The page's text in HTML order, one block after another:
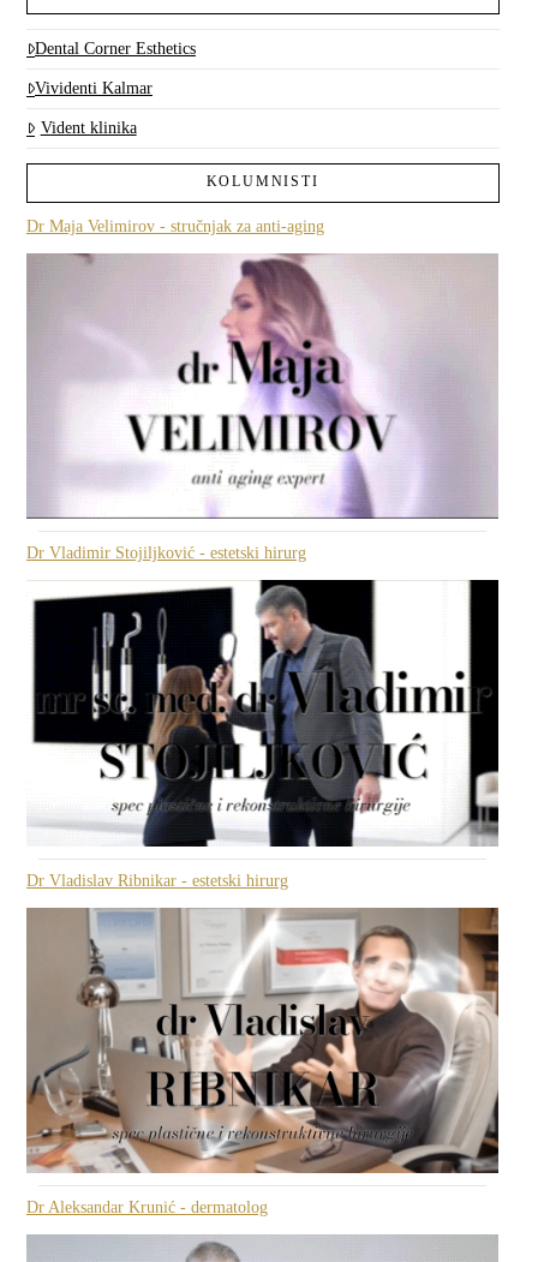
Dental Corner Esthetics
Vividenti Kalmar
Vident klinika
KOLUMNISTI
Dr Maja Velimirov - stručnjak za anti-aging
Dr Vladimir Stojiljković - estetski hirurg
Dr Vladislav Ribnikar - estetski hirurg
Dr Aleksandar Krunić - dermatolog